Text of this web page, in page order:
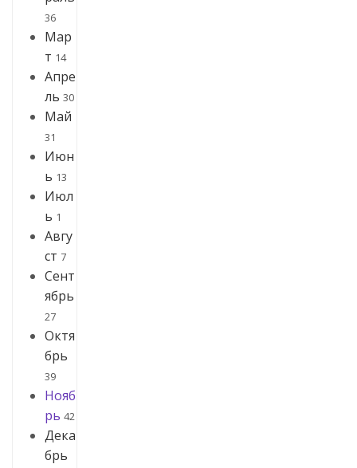
36
Мар
т 14
Апре
ль 30
Май
31
Июн
ь 13
Июл
ь 1
Авгу
ст 7
Сент
ябрь
27
Октя
брь
39
Нояб
рь 42
Дека
брь